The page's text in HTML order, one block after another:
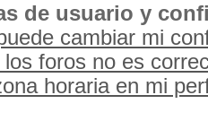
de usuario y
cambiar mi
los foros no es
horaria en mi